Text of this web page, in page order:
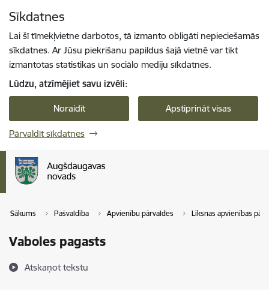
Sīkdatnes
Lai šī tīmekļvietne darbotos, tā izmanto obligāti nepieciešamās
sīkdatnes. Ar Jūsu piekrišanu papildus šajā vietnē var tikt
izmantotas statistikas un sociālo mediju sīkdatnes.
Lūdzu, atzīmējiet savu izvēli:
Noraidīt Apstiprināt visas
Pārvaldīt sīkdatnes
Sākums Pašvaldība Apvienību pārvaldes Līksnas apvienības
Vaboles pagasts
Atskaņot tekstu